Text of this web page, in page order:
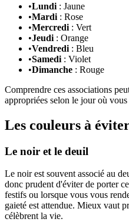
•Lundi : Jaune
•Mardi : Rose
•Mercredi : Vert
•Jeudi : Orange
•Vendredi : Bleu
•Samedi : Violet
•Dimanche : Rouge
Comprendre ces associations
appropriées selon le jour où
Les couleurs à
Le noir et le deuil
Le noir est souvent associé au
donc prudent d'éviter de porter
festifs ou lorsque vous vous
gaieté est attendue. Mieux vaut
célèbrent la vie.